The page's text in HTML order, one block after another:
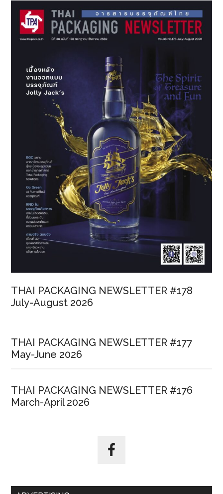
THAI PACKAGING NEWSLETTER #178
July-August 2026
THAI PACKAGING NEWSLETTER #177
May-June 2026
THAI PACKAGING NEWSLETTER #176
March-April 2026